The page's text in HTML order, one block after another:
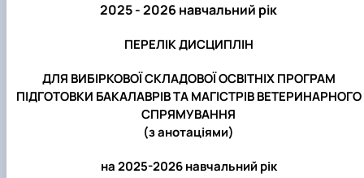
2025 - 2026 навчальний рік
ПЕРЕЛІК ДИСЦИПЛІН
ДЛЯ ВИБІРКОВОЇ СКЛАДОВОЇ ОСВІТНІХ ПРОГРАМ
ПІДГОТОВКИ БАКАЛАВРІВ ТА МАГІСТРІВ ВЕТЕРИНАРНОГО
СПРЯМУВАННЯ
(з анотаціями)
на 2025-2026 навчальний рік